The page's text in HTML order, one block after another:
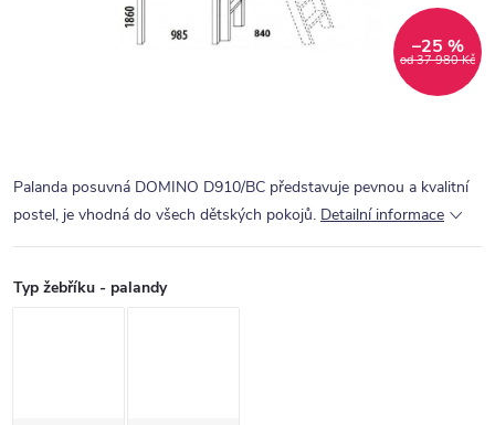
od 37 980 Kč
–25 %
Palanda posuvná DOMINO D910/BC představuje pevnou a kvalitní
postel, je vhodná do všech dětských pokojů. Detailní informace
Typ žebříku - palandy